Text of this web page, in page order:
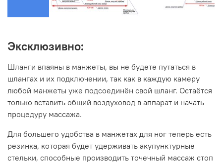
Эксклюзивно:
Шланги впаяны в манжеты, вы не будете путаться в
шлангах и их подключении, так как в каждую камеру
любой манжеты уже подсоединён свой шланг. Остаётся
только вставить общий воздуховод в аппарат и начать
процедуру массажа.
Для большего удобства в манжетах для ног теперь есть
резинка, которая будет удерживать акупунктурные
стельки, способные производить точечный массаж стоп